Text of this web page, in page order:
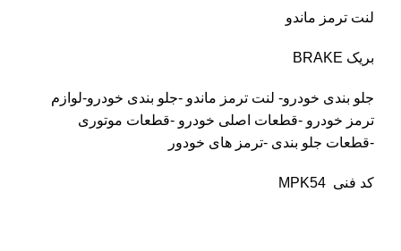
لنت ترمز ماندو
بریک BRAKE
جلو بندی خودرو- لنت ترمز ماندو -جلو بندی خودرو-لوازم
ترمز خودرو -قطعات اصلی خودرو -قطعات موتوری
-قطعات جلو بندی -ترمز های خودور
کد فنی